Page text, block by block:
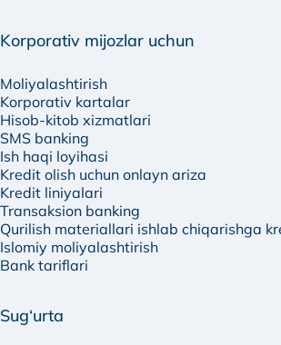
Korporativ mijozlar uchun
Moliyalashtirish
Korporativ kartalar
Hisob-kitob xizmatlari
SMS banking
Ish haqi loyihasi
Kredit olish uchun onlayn ariza
Kredit liniyalari
Transaksion banking
Qurilish materiallari ishlab chiqarishga
Islomiy moliyalashtirish
Bank tariflari
Sug‘urta